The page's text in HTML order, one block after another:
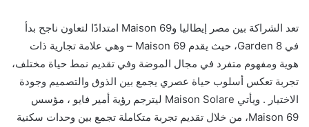
تعد الشراكة بين مصر إيطاليا وMaison 69 امتدادًا لتعاون ناجح بدأ
في Garden 8، حيث يقدم Maison 69 – وهي علامة تجارية ذات
هوية ومفهوم متفرد في مجال الموضة وفي تقديم نمط حياة مختلف،
تجربة تعكس أسلوب حياة عصري يجمع بين الذوق والتصميم وجودة
الاختيار . ويأتي Maison Solare ليترجم رؤية أمير فايو ، مؤسس
Maison 69، من خلال تقديم تجربة متكاملة تجمع بين وحدات سكنية